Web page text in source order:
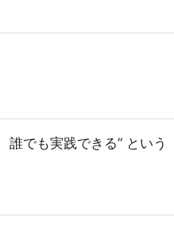
誰でも実践できる” という